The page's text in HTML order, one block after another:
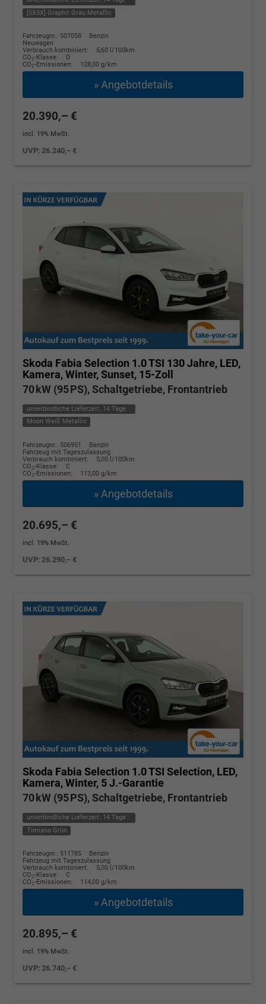
[5X5X] Graphit Grau Metallic
Fahrzeugnr.: 507058
Benzin
Neuwagen
Verbrauch kombiniert:
5,60 l/100km
CO2-Klasse:
D
CO2-Emissionen: 128,00 g/km
» Angebotdetails
20.390,– €
incl. 19% MwSt.
UVP:26.240,– €
Skoda Fabia Selection 1.0 TSI 130 Jahre, LED,
Kamera, Winter, Sunset, 15-Zoll
70 kW (95 PS), Schaltgetriebe, Frontantrieb
unverbindliche Lieferzeit: 14 Tage
Moon Weiß Metallic
Fahrzeugnr.: 506951
Benzin
Fahrzeug mit Tageszulassung
Verbrauch kombiniert:
5,00 l/100km
CO2-Klasse:
C
CO2-Emissionen: 113,00 g/km
» Angebotdetails
20.695,– €
incl. 19% MwSt.
UVP:26.290,– €
Skoda Fabia Selection 1.0 TSI Selection, LED,
Kamera, Winter, 5 J.-Garantie
70 kW (95 PS), Schaltgetriebe, Frontantrieb
unverbindliche Lieferzeit: 14 Tage
Timiano Grün
Fahrzeugnr.: 511785
Benzin
Fahrzeug mit Tageszulassung
Verbrauch kombiniert:
5,00 l/100km
CO2-Klasse:
C
CO2-Emissionen: 114,00 g/km
» Angebotdetails
20.895,– €
incl. 19% MwSt.
UVP:26.740,– €